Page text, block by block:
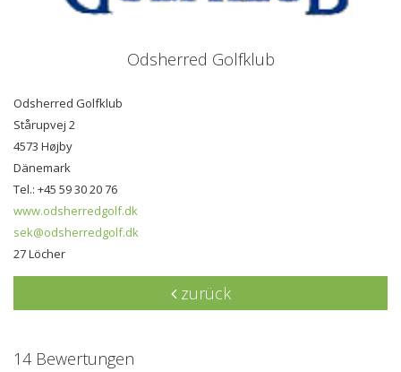
Odsherred Golfklub
Odsherred Golfklub
Stårupvej 2
4573 Højby
Dänemark
Tel.: +45 59 30 20 76
www.odsherredgolf.dk
sek@odsherredgolf.dk
27 Löcher
zurück
14 Bewertungen